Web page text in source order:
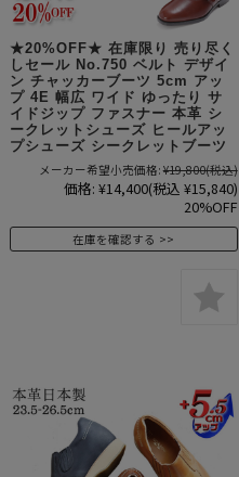
★20%OFF★ 在庫限り 売り尽く
しセール No.750 ベルト デザイ
ン チャッカーブーツ 5cm アッ
プ 4E 幅広 ワイド ゆったり サ
イドジップ ファスナー 本革 シ
ークレットシューズ ヒールアッ
プシューズ シークレットブーツ
メーカー希望小売価格:¥19,800(税込)
価格: ¥14,400(税込 ¥15,840)
20%OFF
在庫を確認する